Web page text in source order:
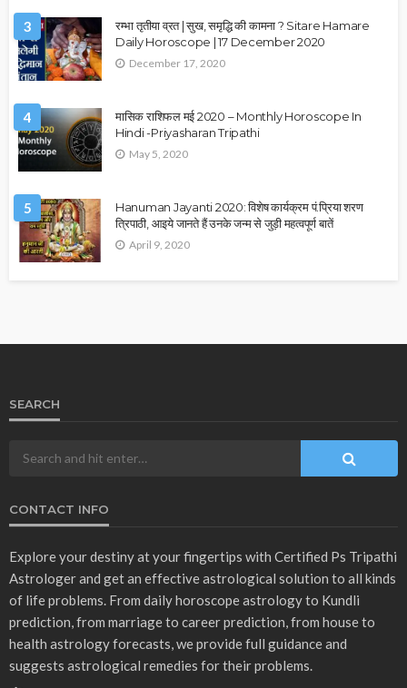
3
रम्भा तृतीया व्रत | सुख, समृद्धि की कामना ? Sitare Hamare
Daily Horoscope | 17 December 2020
December 17, 2020
4
मासिक राशिफल मई 2020 – Monthly Horoscope In
Hindi -Priyasharan Tripathi
May 5, 2020
5
Hanuman Jayanti 2020: विशेष कार्यक्रम पं.प्रिया शरण
त्रिपाठी, आइये जानते हैं उनके जन्म से जुड़ी महत्वपूर्ण बातें
April 9, 2020
SEARCH
CONTACT INFO
Explore your destiny at your fingertips with Certified Ps Tripathi
Astrologer and get an effective astrological solution to all kinds
of life problems. From daily horoscope astrology to Kundli
prediction, from marriage to career prediction, from house to
health astrology forecasts, we provide full guidance and
suggests astrological remedies for their problems.